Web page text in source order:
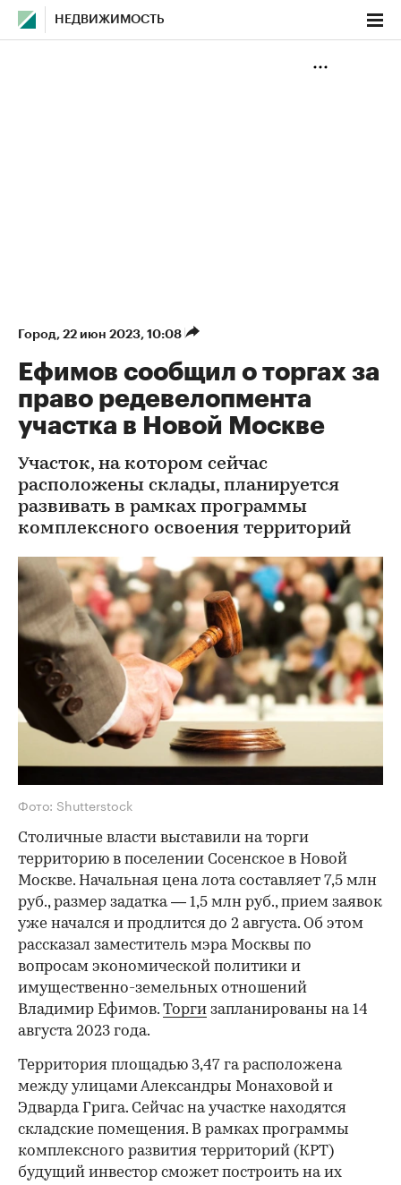
НЕДВИЖИМОСТЬ
Город⁠, 22 июн 2023, 10:08
Ефимов сообщил о торгах за
право редевелопмента
участка в Новой Москве
Участок, на котором сейчас
расположены склады, планируется
развивать в рамках программы
комплексного освоения территорий
Фото: Shutterstock
Столичные власти выставили на торги
территорию в поселении Сосенское в Новой
Москве. Начальная цена лота составляет 7,5 млн
руб., размер задатка — 1,5 млн руб., прием заявок
уже начался и продлится до 2 августа. Об этом
рассказал заместитель мэра Москвы по
вопросам экономической политики и
имущественно-земельных отношений
Владимир Ефимов. Торги запланированы на 14
августа 2023 года.
Территория площадью 3,47 га расположена
между улицами Александры Монаховой и
Эдварда Грига. Сейчас на участке находятся
складские помещения. В рамках программы
комплексного развития территорий (КРТ)
будущий инвестор сможет построить на их